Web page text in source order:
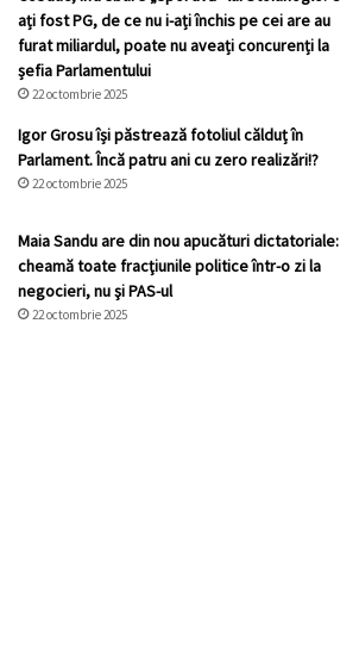
ați fost PG, de ce nu i-ați închis pe cei are au
furat miliardul, poate nu aveați concurenți la
șefia Parlamentului
22 octombrie 2025
Igor Grosu își păstrează fotoliul călduț în
Parlament. Încă patru ani cu zero realizări!?
22 octombrie 2025
Maia Sandu are din nou apucături dictatoriale:
cheamă toate fracţiunile politice într-o zi la
negocieri, nu şi PAS-ul
22 octombrie 2025